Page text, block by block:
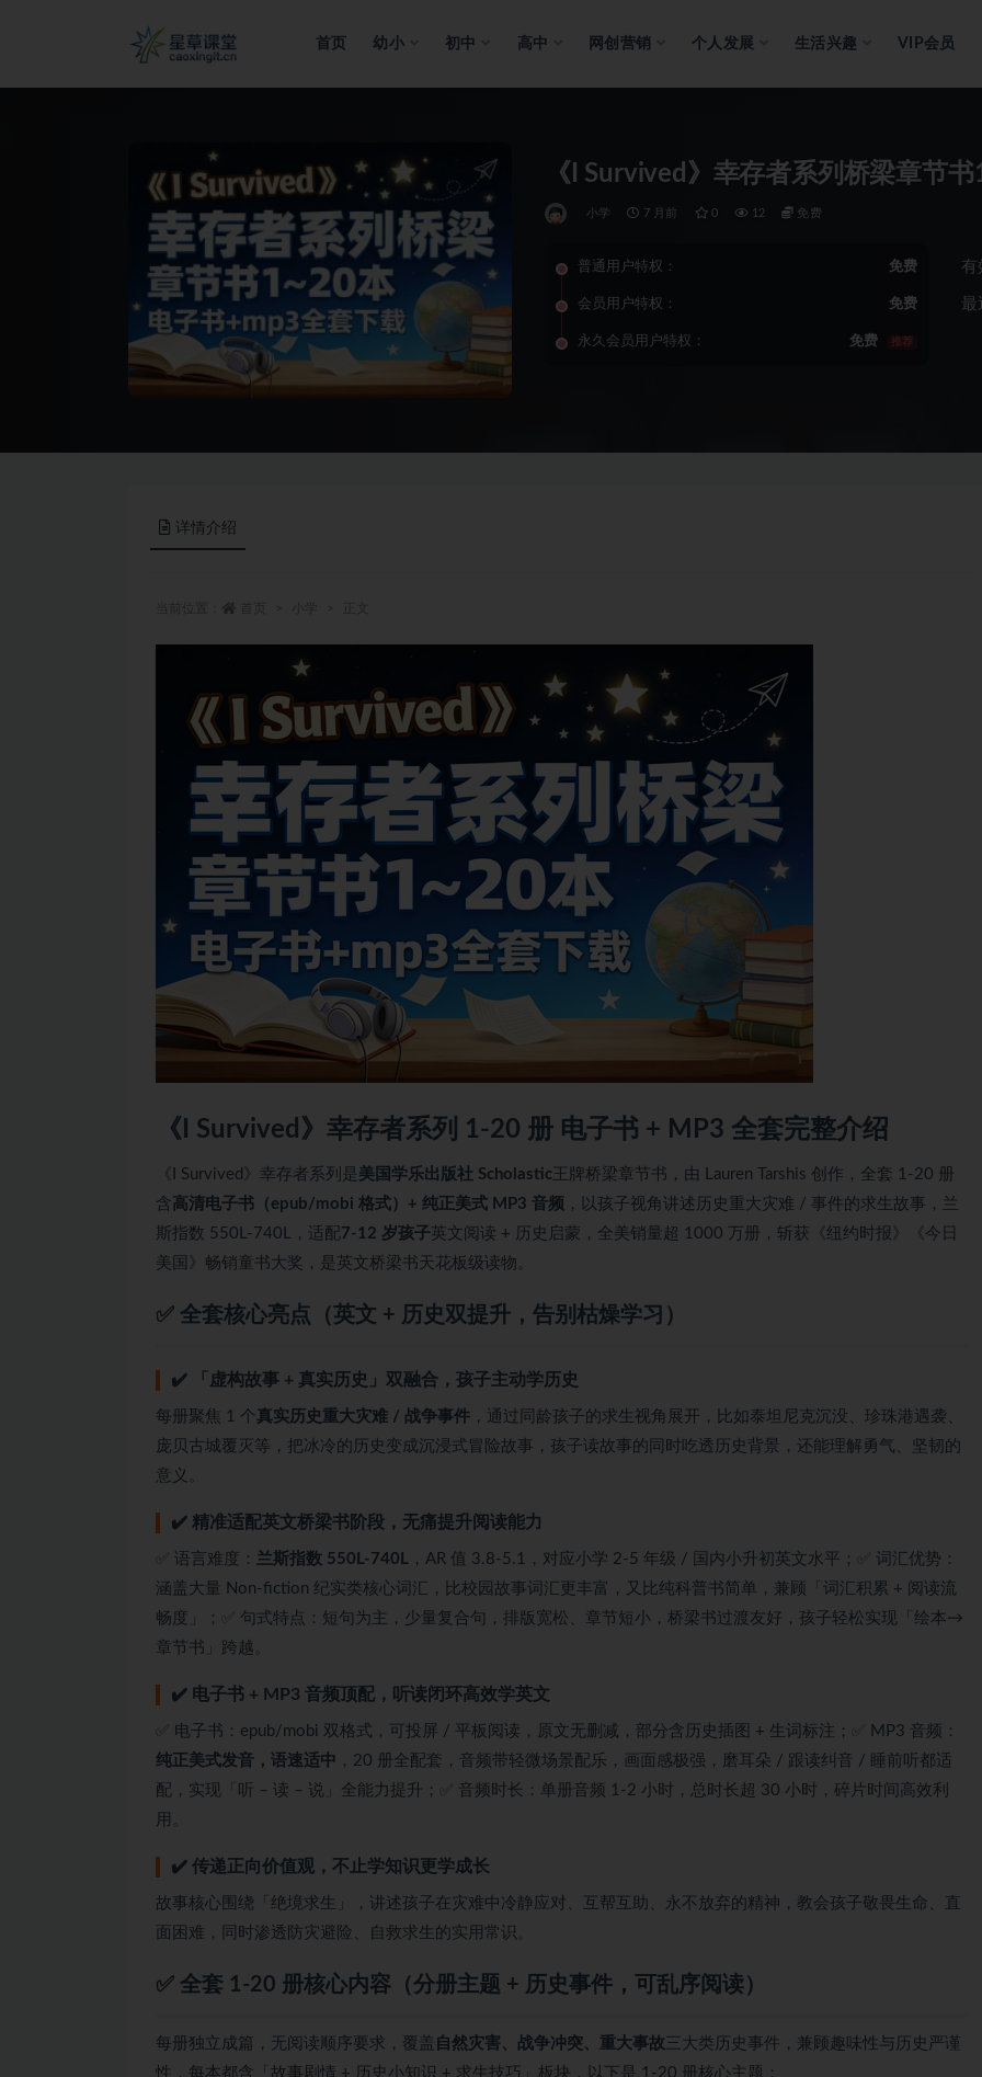
首页 幼小 初中 高中 网创营销 个人发展 生活兴趣 VIP会员
《I Survived》幸存者系列桥梁章节
小学 7 月前 0 12 免费
普通用户特权： 免费
会员用户特权： 免费
永久会员用户特权： 免费 推荐
有
最
详情介绍
《I Survived》幸存者系列 1-20 册 电子书 + MP3 全套完整介绍
《I Survived》幸存者系列是 美国学乐出版社 Scholastic王牌桥梁章节书，由 Lauren Tarshis 创作，全套 1-20 册
含高清电子书（epub/mobi 格式）+ 纯正美式 MP3 音频 ，以孩子视角讲述历史重大灾难 / 事件的求生故事，兰
斯指数 550L-740L，适配7-12 岁孩子英文阅读 + 历史启蒙，全美销量超 1000 万册，斩获《纽约时报》《今日
美国》畅销童书大奖，是英文桥梁书天花板级读物。
✅ 全套核心亮点（英文 + 历史双提升，告别枯燥学习）
✔️ 「虚构故事 + 真实历史」双融合，孩子主动学历史
每册聚焦 1 个真实历史重大灾难 / 战争事件 ，通过同龄孩子的求生视角展开，比如泰坦尼克沉没、珍珠港遇袭、
庞贝古城覆灭等，把冰冷的历史变成沉浸式冒险故事，孩子读故事的同时吃透历史背景，还能理解勇气、坚韧的
意义。
✔️ 精准适配英文桥梁书阶段，无痛提升阅读能力
✅ 语言难度： 兰斯指数 550L-740L ，AR 值 3.8-5.1，对应小学 2-5 年级 / 国内小升初英文水平；✅ 词汇优势：
涵盖大量 Non-fiction 纪实类核心词汇，比校园故事词汇更丰富，又比纯科普书简单，兼顾「词汇积累 + 阅读流
畅度」；✅ 句式特点：短句为主，少量复合句，排版宽松、章节短小，桥梁书过渡友好，孩子轻松实现「绘本→
章节书」跨越。
✔️ 电子书 + MP3 音频顶配，听读闭环高效学英文
✅ 电子书：epub/mobi 双格式，可投屏 / 平板阅读，原文无删减，部分含历史插图 + 生词标注；✅ MP3 音频：
纯正美式发音，语速适中 ，20 册全配套，音频带轻微场景配乐，画面感极强，磨耳朵 / 跟读纠音 / 睡前听都适
配，实现「听 – 读 – 说」全能力提升；✅ 音频时长：单册音频 1-2 小时，总时长超 30 小时，碎片时间高效利
用。
✔️ 传递正向价值观，不止学知识更学成长
故事核心围绕「绝境求生」，讲述孩子在灾难中冷静应对、互帮互助、永不放弃的精神，教会孩子敬畏生命、直
面困难，同时渗透防灾避险、自救求生的实用常识。
✅ 全套 1-20 册核心内容（分册主题 + 历史事件，可乱序阅读）
每册独立成篇，无阅读顺序要求，覆盖 自然灾害、战争冲突、重大事故 三大类历史事件，兼顾趣味性与历史严谨
性，每本都含「故事剧情 + 历史小知识 + 求生技巧」板块，以下是 1-20 册核心主题：